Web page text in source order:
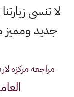
لا تنسى
جديد ومميز
مراجعه مركزه